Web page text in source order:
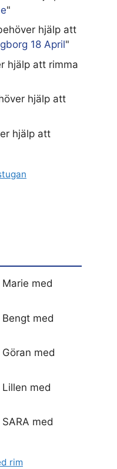
"
hjälp att
18 April"
hjälp att rimma
hjälp att
hjälp att
med
med
med
med
med
rim